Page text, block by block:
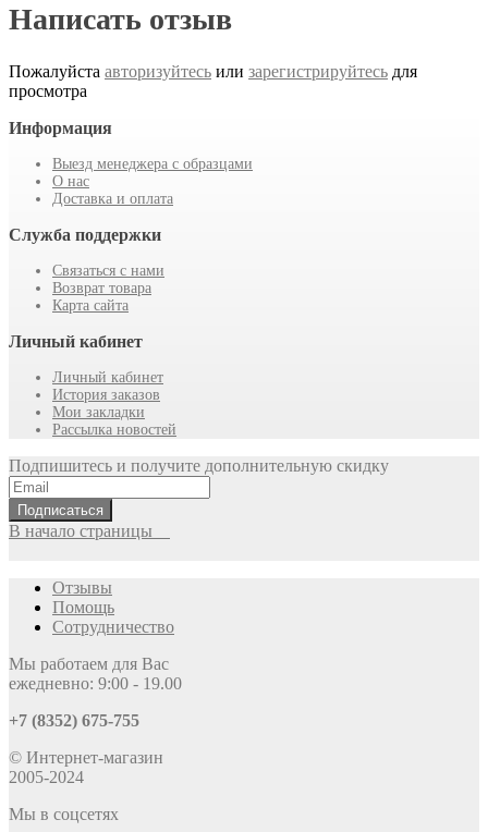
Написать отзыв
Пожалуйста авторизуйтесь или зарегистрируйтесь для
просмотра
Информация
Выезд менеджера с образцами
О нас
Доставка и оплата
Служба поддержки
Связаться с нами
Возврат товара
Карта сайта
Личный кабинет
Личный кабинет
История заказов
Мои закладки
Рассылка новостей
Подпишитесь и получите дополнительную скидку
Подписаться
В начало страницы
Отзывы
Помощь
Сотрудничество
Мы работаем для Вас
ежедневно: 9:00 - 19.00
+7 (8352) 675-755
© Интернет-магазин
2005-2024
Мы в соцсетях